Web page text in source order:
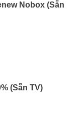
Nobox (Sẵn
(Sẵn TV)